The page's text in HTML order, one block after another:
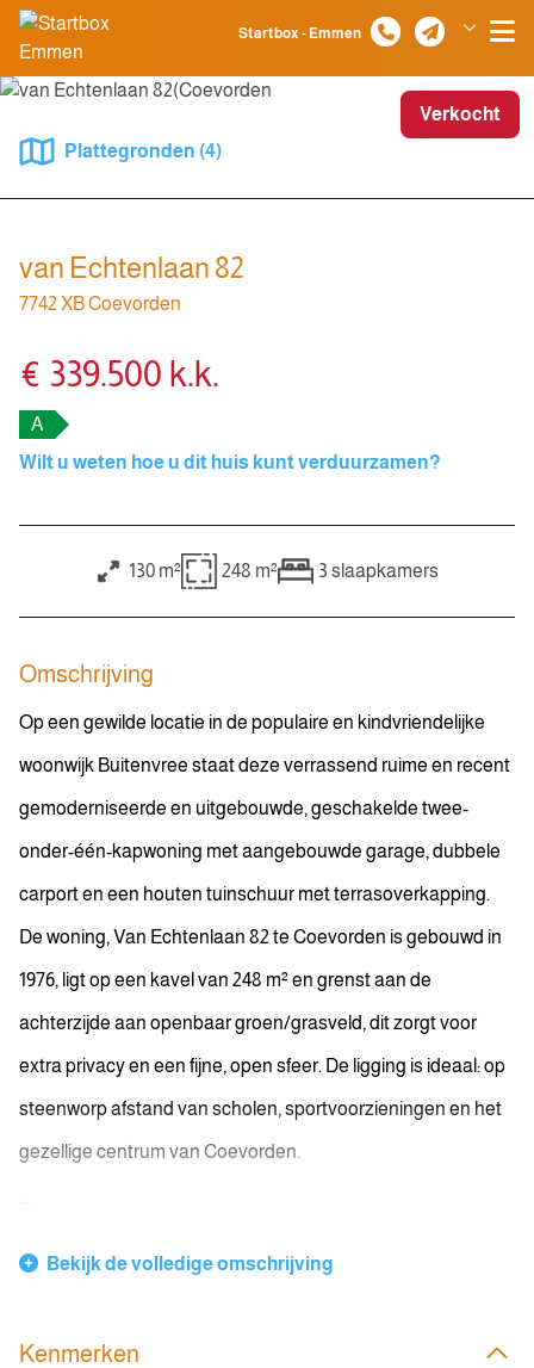
Spring naar inhoud
Startbox - Emmen
Verkocht
Plattegronden (4)
van Echtenlaan 82
7742 XB Coevorden
€ 339.500 k.k.
A
Wilt u weten hoe u dit huis kunt verduurzamen?
130 m² 248 m² 3 slaapkamers
Omschrijving
Op een gewilde locatie in de populaire en kindvriendelijke
woonwijk Buitenvree staat deze verrassend ruime en recent
gemoderniseerde en uitgebouwde, geschakelde twee-
onder-één-kapwoning met aangebouwde garage, dubbele
carport en een houten tuinschuur met terrasoverkapping.
De woning, Van Echtenlaan 82 te Coevorden is gebouwd in
1976, ligt op een kavel van 248 m² en grenst aan de
achterzijde aan openbaar groen/grasveld, dit zorgt voor
extra privacy en een fijne, open sfeer. De ligging is ideaal: op
steenworp afstand van scholen, sportvoorzieningen en het
gezellige centrum van Coevorden.
Bekijk de volledige omschrijving
Kenmerken